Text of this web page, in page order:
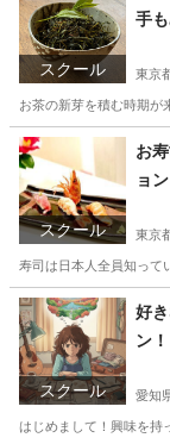
スクール
手
東京
お茶の新芽を積む時期が
東京 足立区 料
スクール
お
ョ
東京
寿司は日本人全員知って
東京 中央区 寿
スクール
好
ン
愛知
はじめまして！興味を持